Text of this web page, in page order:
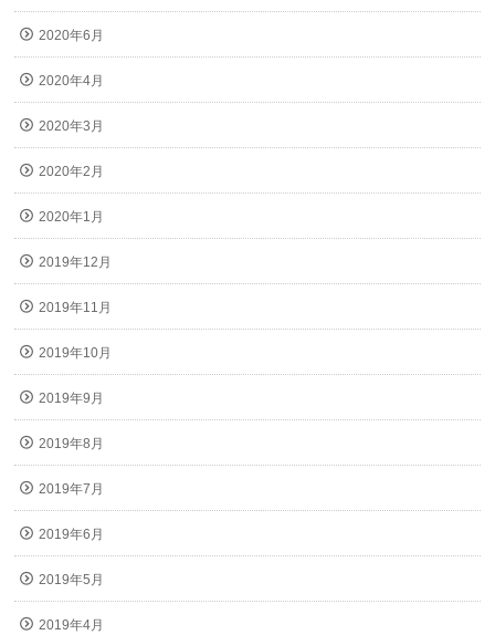
2020年6月
2020年4月
2020年3月
2020年2月
2020年1月
2019年12月
2019年11月
2019年10月
2019年9月
2019年8月
2019年7月
2019年6月
2019年5月
2019年4月